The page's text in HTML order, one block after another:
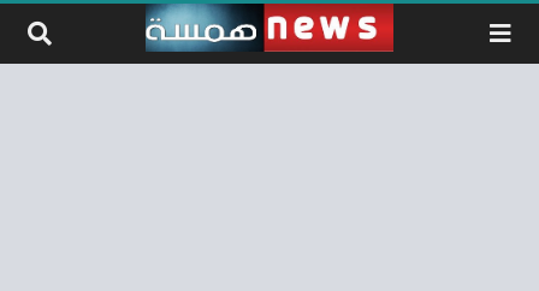
التخطي إلى المحتوى